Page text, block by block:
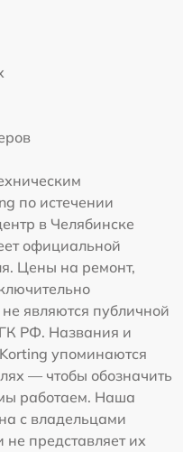
по истечении
в Челябинске
официальной
Цены на ремонт,
являются публичной
РФ. Названия и
упоминаются
— чтобы обозначить
работаем. Наша
с владельцами
представляет их